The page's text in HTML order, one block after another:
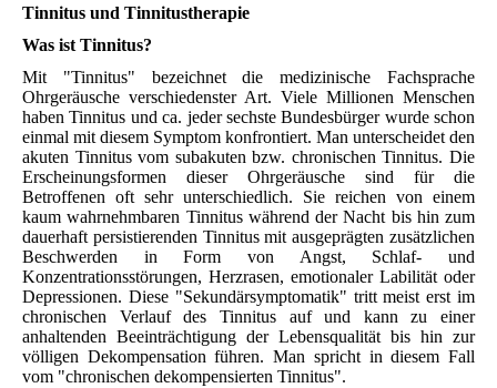
Tinnitus und Tinnitustherapie
Was ist Tinnitus?
Mit "Tinnitus" bezeichnet die medizinische Fachsprache
Ohrgeräusche verschiedenster Art. Viele Millionen Menschen
haben Tinnitus und ca. jeder sechste Bundesbürger wurde schon
einmal mit diesem Symptom konfrontiert. Man unterscheidet den
akuten Tinnitus vom subakuten bzw. chronischen Tinnitus. Die
Erscheinungsformen dieser Ohrgeräusche sind für die
Betroffenen oft sehr unterschiedlich. Sie reichen von einem
kaum wahrnehmbaren Tinnitus während der Nacht bis hin zum
dauerhaft persistierenden Tinnitus mit ausgeprägten zusätzlichen
Beschwerden in Form von Angst, Schlaf- und
Konzentrationsstörungen, Herzrasen, emotionaler Labilität oder
Depressionen. Diese "Sekundärsymptomatik" tritt meist erst im
chronischen Verlauf des Tinnitus auf und kann zu einer
anhaltenden Beeinträchtigung der Lebensqualität bis hin zur
völligen Dekompensation führen. Man spricht in diesem Fall
vom "chronischen dekompensierten Tinnitus".